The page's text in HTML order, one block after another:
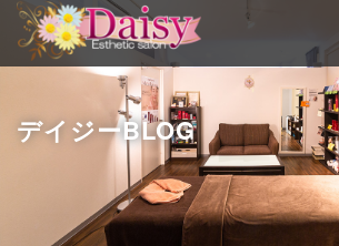
デイジーBLOG